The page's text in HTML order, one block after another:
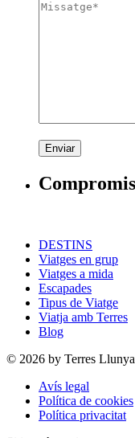
Enviar
DESTINS
Viatges en grup
Viatges a mida
Escapades
Tipus de Viatge
Viatja amb Terres
Blog
© 2026 by Terres
Avís legal
Política de cookies
Política privacitat